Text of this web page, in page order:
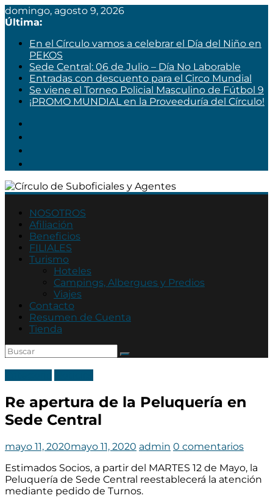
domingo, agosto 9, 2026
Última:
En el Círculo vamos a celebrar el Día del Niño en
PEKOS
Sede Central: 06 de Julio – Día No Laborable
Entradas con descuento para el Circo Mundial
Se viene el Torneo Policial Masculino de Fútbol 9
¡PROMO MUNDIAL en la Proveeduría del Círculo!
Círculo
de
Suboficiales
Agentes
Asociación
Policía
Córdoba
NOSOTROS
Afiliación
Beneficios
FILIALES
Turismo
Hoteles
Campings, Albergues y Predios
Viajes
Contacto
Resumen de Cuenta
Tienda
Re apertura de la Peluquería en
Sede Central
mayo 11, 2020mayo 11, 2020 admin 0 comentarios
Estimados Socios, a partir del MARTES 12 de Mayo, la
Peluquería de Sede Central reestablecerá la atención
mediante pedido de Turnos.